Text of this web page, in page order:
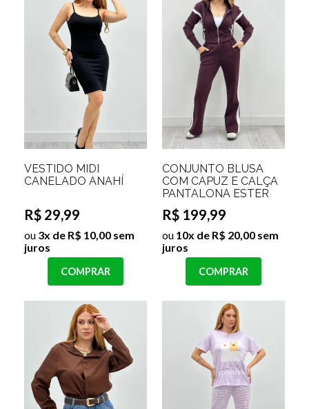
VESTIDO MIDI
CANELADO ANAHÍ
R$ 29,99
ou 3x de R$ 10,00 sem
juros
COMPRAR
CONJUNTO BLUSA
COM CAPUZ E CALÇA
PANTALONA ESTER
R$ 199,99
ou 10x de R$ 20,00 sem
juros
COMPRAR